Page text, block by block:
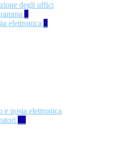
degli uffici
1
elettronica 1
e posta elettronica
57